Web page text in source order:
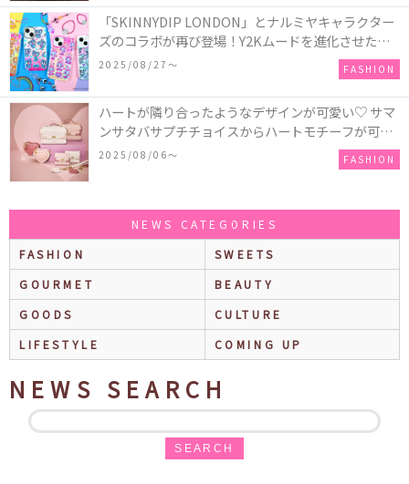
「SKINNYDIP LONDON」とナルミヤキャラクター
ズのコラボが再び登場！Y2Kムードを進化させた新
作コレクションを発売♪
2025/08/27〜 FASHION
ハートが隣り合ったようなデザインが可愛い♡ サマ
ンサタバサプチチョイスからハートモチーフが可愛
いHeart Collectionが発売！
2025/08/06〜 FASHION
NEWS CATEGORIES
FASHION
SWEETS
GOURMET
BEAUTY
GOODS
CULTURE
LIFESTYLE
COMING UP
NEWS SEARCH
SEARCH